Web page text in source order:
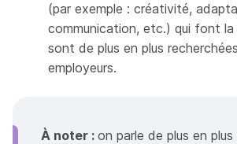
(par exemple : créativité,
communication, etc.) qui font
sont de plus en plus
employeurs.
À noter : on parle de plus en plus